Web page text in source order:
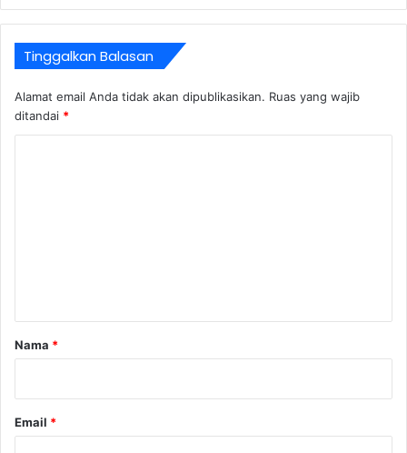
Tinggalkan Balasan
Alamat email Anda tidak akan dipublikasikan. Ruas yang wajib
ditandai *
r
Nama *
Email *